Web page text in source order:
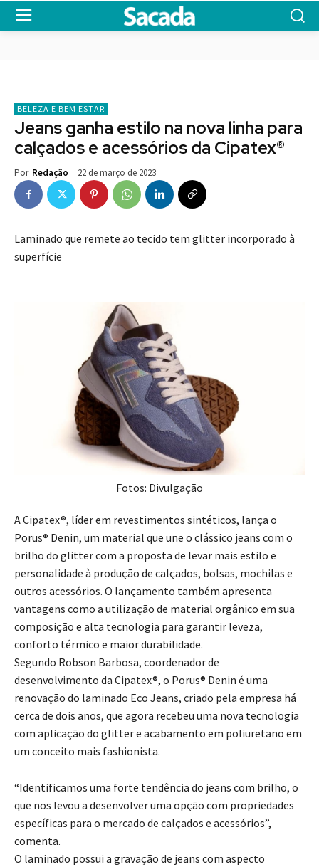
BELEZA E BEM ESTAR
Jeans ganha estilo na nova linha para
calçados e acessórios da Cipatex®
Por Redação 22 de março de 2023
Laminado que remete ao tecido tem glitter incorporado à
superfície
Fotos: Divulgação
A Cipatex®, líder em revestimentos sintéticos, lança o
Porus® Denin, um material que une o clássico jeans com o
brilho do glitter com a proposta de levar mais estilo e
personalidade à produção de calçados, bolsas, mochilas e
outros acessórios. O lançamento também apresenta
vantagens como a utilização de material orgânico em sua
composição e alta tecnologia para garantir leveza,
conforto térmico e maior durabilidade.
Segundo Robson Barbosa, coordenador de
desenvolvimento da Cipatex®, o Porus® Denin é uma
renovação do laminado Eco Jeans, criado pela empresa há
cerca de dois anos, que agora recebeu uma nova tecnologia
com aplicação do glitter e acabamento em poliuretano em
um conceito mais fashionista.
“Identificamos uma forte tendência do jeans com brilho, o
que nos levou a desenvolver uma opção com propriedades
específicas para o mercado de calçados e acessórios”,
comenta.
O laminado possui a gravação de jeans com aspecto